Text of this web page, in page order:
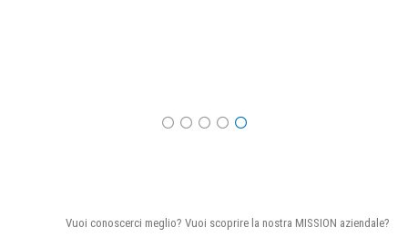
Vuoi conoscerci meglio? Vuoi scoprire la nostra MISSION aziendale?